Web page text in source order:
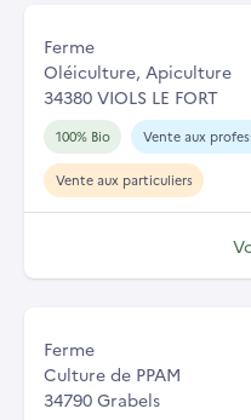
Ferme
Oléiculture, Apiculture
34380 VIOLS LE FORT
100% Bio Vente aux
Vente aux particuliers
Ferme
Culture de PPAM
34790 Grabels